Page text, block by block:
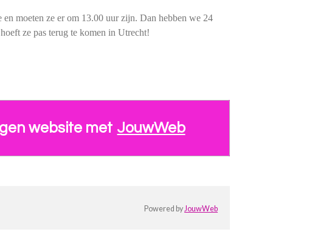
en moeten ze er om 13.00 uur zijn. Dan hebben we 24
ze pas terug te komen in Utrecht!
website met JouwWeb
Powered byJouwWeb